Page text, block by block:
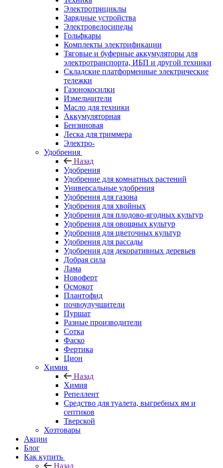
Электротрициклы
Зарядные устройства
Электровелосипеды
Гольфкары
Комплекты электрификации
Тяговые и буферные аккумуляторы для
электротранспорта, ИБП и другой техники
Складские платформенные электрические
тележки
Газонокосилки
Измельчители
Масло для техники
Аккумуляторная
Бензиновая
Леска для триммера
Электро-
Удобрения
Назад
Удобрения
Удобрение для комнатных растений
Универсальные удобрения
Удобрения для газона
Удобрения для хвойных
Удобрения для плодово-ягодных культур
Удобрения для овощных культур
Удобрения для цветочных культур
Удобрения для рассады
Удобрения для декоративных деревьев
Добрая сила
Лама
Новоферт
Осмокот
Плантофид
почвоулучшители
Пуршат
Разные производители
Сотка
Фаско
Фертика
Цион
Химия
Назад
Химия
Репеллент
Средство для туалета, выгребных ям и
септиков
Тверской
Хозтовары
Акции
Блог
Как купить
Назад